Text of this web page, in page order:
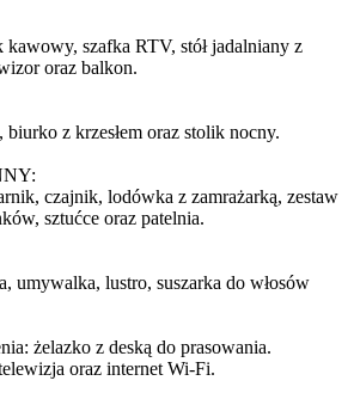
kawowy, szafka RTV, stół jadalniany z
oraz balkon.
biurko z krzesłem oraz stolik nocny.
czajnik, lodówka z zamrażarką, zestaw
sztućce oraz patelnia.
umywalka, lustro, suszarka do włosów
żelazko z deską do prasowania.
oraz internet Wi-Fi.